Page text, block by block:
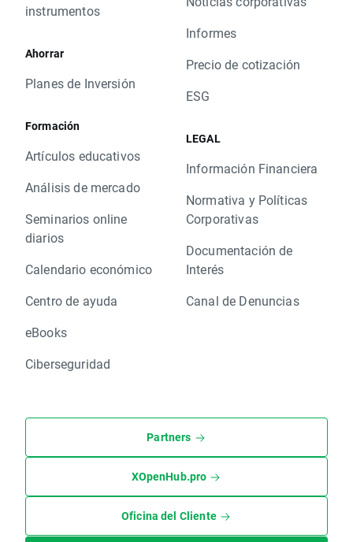
instrumentos
Ahorrar
Planes de Inversión
Formación
Artículos educativos
Análisis de mercado
Seminarios online
diarios
Calendario económico
Centro de ayuda
eBooks
Ciberseguridad
Informes
Precio de cotización
ESG
LEGAL
Información Financiera
Normativa y Políticas
Corporativas
Documentación de
Interés
Canal de Denuncias
Partners
XOpenHub.pro
Oficina del Cliente